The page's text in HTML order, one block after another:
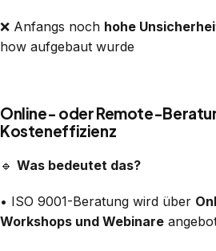
❌ Anfangs noch hohe
how aufgebaut wurde
Online- oder Remote-
Kosteneffizienz
🔹 Was bedeutet das?
• ISO 9001-Beratung wird über
Workshops und Webinare